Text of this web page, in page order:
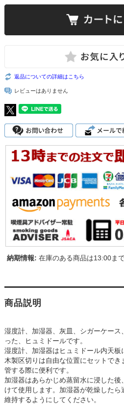
返品についての詳細はこちら
レビューはありません
在庫のある商品は13:00ま
商品説明
湿度計、加湿器、灰皿、シガーケー
った、ヒュミドールです。
湿度計、加湿器はヒュミドール内天板
木製区切りは自由な位置にセットで
管する際に便利です。
加湿器はあらかじめ蒸留水に浸した
けて使用します。加湿器が乾燥した
維持するようにしてください。